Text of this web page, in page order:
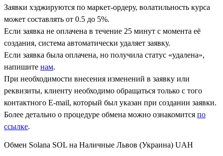
Заявки хэджируются по маркет-ордеру, волатильность курса
может составлять от 0.5 до 5%.
Если заявка не оплачена в течение 25 минут с момента её
создания, система автоматически удаляет заявку.
Если заявка была оплачена, но получила статус «удалена»,
напишите нам.
При необходимости внесения изменений в заявку или
реквизиты, клиенту необходимо обращаться только с того
контактного Е-mail, который был указан при создании заявки.
Более детально о процедуре обмена можно ознакомится по
ссылке.
Обмен Solana SOL на Наличные Львов (Украина) UAH